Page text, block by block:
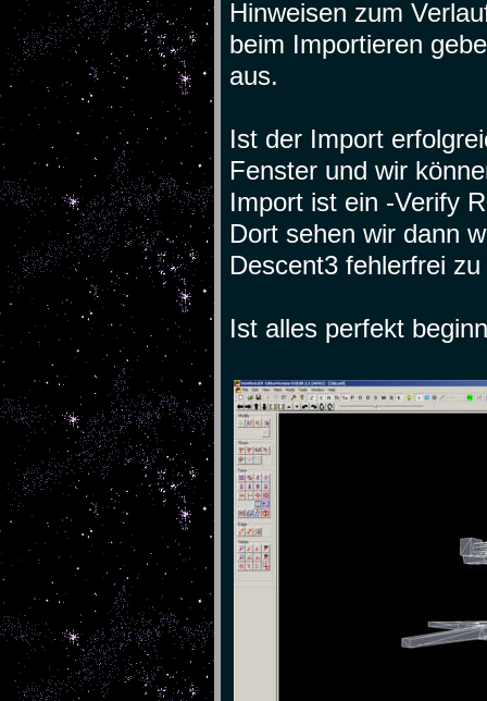
Hinweisen zum
beim Importieren
aus.
Ist der Import
Fenster und wir
Import ist ein -Verify
Dort sehen wir dann
Descent3 fehlerfrei
Ist alles perfekt